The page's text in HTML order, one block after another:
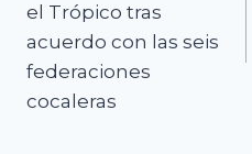
entradas
el Trópico tras
acuerdo con las seis
federaciones
cocaleras